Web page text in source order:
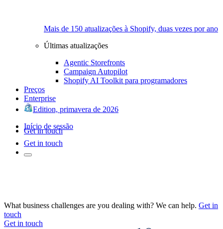
Mais de 150 atualizações à Shopify, duas vezes por ano
Últimas atualizações
Agentic Storefronts
Campaign Autopilot
Shopify AI Toolkit para programadores
Preços
Enterprise
Edition, primavera de 2026
Início de sessão
Get in touch
Get in touch
What business challenges are you dealing with? We can help. Get in
touch
Get in touch